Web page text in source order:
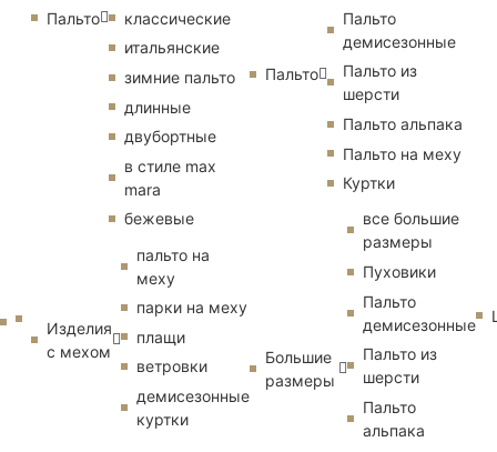
Пальто
классические
итальянские
зимние пальто
длинные
двубортные
в стиле max
mara
бежевые
Изделия
с мехом
пальто на
меху
парки на меху
плащи
ветровки
демисезонные
куртки
Пальто
Пальто
демисезонные
Пальто из
шерсти
Пальто альпака
Пальто на меху
Куртки
Большие
размеры
все большие
размеры
Пуховики
Пальто
демисезонные
Пальто из
шерсти
Пальто
альпака